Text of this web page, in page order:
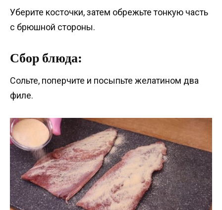
Уберите косточки, затем обрежьте тонкую часть
с брюшной стороны.
Сбор блюда:
Сольте, поперчите и посыпьте желатином два
филе.